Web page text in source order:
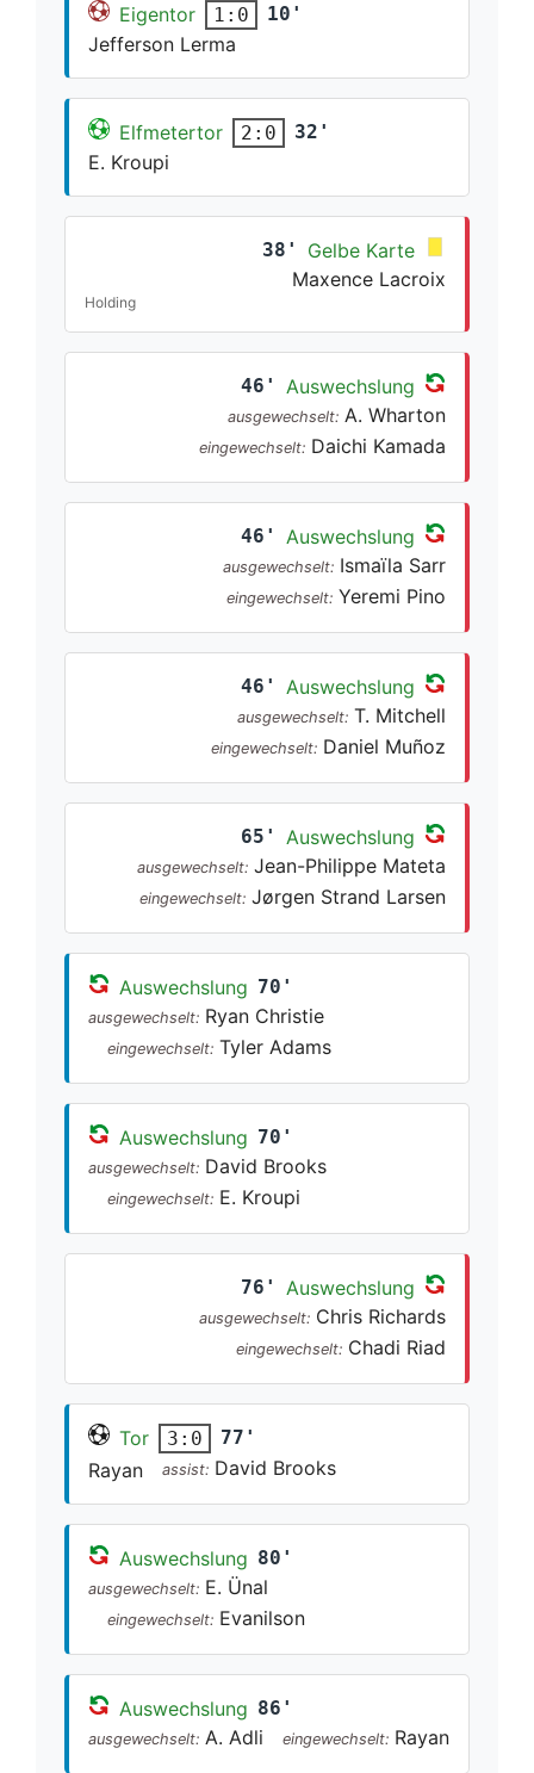
Eigentor 1:0 10'
Jefferson Lerma
Elfmetertor 2:0 32'
E. Kroupi
38'
Gelbe Karte
Maxence Lacroix
Holding
46' Auswechslung
ausgewechselt: A. Wharton
eingewechselt: Daichi Kamada
46' Auswechslung
ausgewechselt: Ismaïla Sarr
eingewechselt: Yeremi Pino
46' Auswechslung
ausgewechselt: T. Mitchell
eingewechselt: Daniel Muñoz
65' Auswechslung
ausgewechselt: Jean-Philippe Mateta
eingewechselt: Jørgen Strand Larsen
Auswechslung 70'
ausgewechselt: Ryan Christie
eingewechselt: Tyler Adams
Auswechslung 70'
ausgewechselt: David Brooks
eingewechselt: E. Kroupi
76' Auswechslung
ausgewechselt: Chris Richards
eingewechselt: Chadi Riad
Tor 3:0 77'
Rayan assist: David Brooks
Auswechslung 80'
ausgewechselt: E. Ünal
eingewechselt: Evanilson
Auswechslung 86'
ausgewechselt: A. Adli eingewechselt: Rayan